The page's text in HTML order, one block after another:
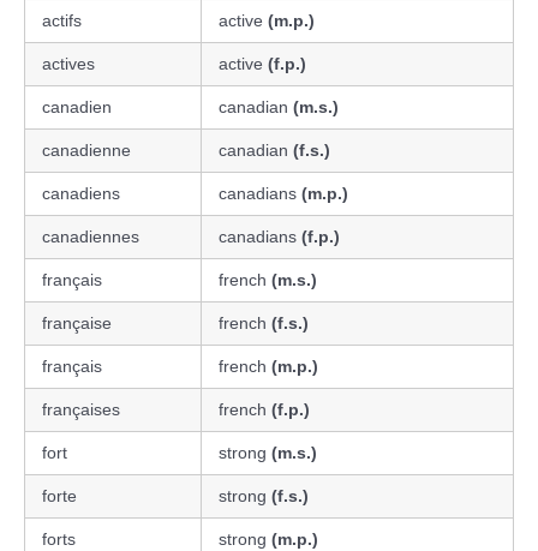
actifs active (m.p.)
actives active (f.p.)
canadien canadian (m.s.)
canadienne canadian (f.s.)
canadiens canadians (m.p.)
canadiennes canadians (f.p.)
français french (m.s.)
française french (f.s.)
français french (m.p.)
françaises french (f.p.)
fort strong (m.s.)
forte strong (f.s.)
forts strong (m.p.)